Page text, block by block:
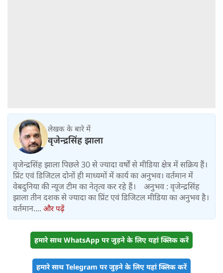
लेखक के बारे में
वृजेन्द्रसिंह झाला
वृजेन्द्रसिंह झाला पिछले 30 से ज्यादा वर्षों से मीडिया क्षेत्र में सक्रिय हैं।
प्रिंट एवं डिजिटल दोनों ही माध्यमों में कार्य का अनुभव। वर्तमान में
वेबदुनिया की न्यूज टीम का नेतृत्व कर रहे हैं। अनुभव : वृजेन्द्रसिंह
झाला तीन दशक से ज्यादा का प्रिंट एवं डिजिटल मीडिया का अनुभव है।
वर्तमान.... और पढ़ें
हमारे साथ WhatsApp पर जुड़ने के लिए यहां क्लिक करें
हमारे साथ Telegram पर जुड़ने के लिए यहां क्लिक करें